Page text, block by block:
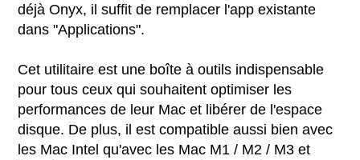
déjà Onyx, il suffit de remplacer l'app existante
dans "Applications".
Cet utilitaire est une boîte à outils indispensable
pour tous ceux qui souhaitent optimiser les
performances de leur Mac et libérer de l'espace
disque. De plus, il est compatible aussi bien avec
les Mac Intel qu'avec les Mac M1 / M2 / M3 et